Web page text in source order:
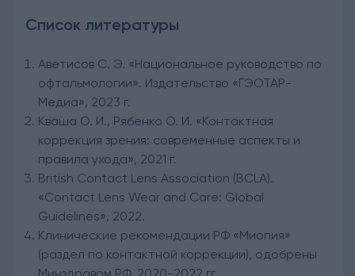
Список литературы
Аветисов С. Э. «Национальное руководство по
офтальмологии». Издательство «ГЭОТАР-
Медиа», 2023 г.
Кваша О. И., Рябенко О. И. «Контактная
коррекция зрения: современные аспекты и
правила ухода», 2021 г.
British Contact Lens Association (BCLA).
«Contact Lens Wear and Care: Global
Guidelines», 2022.
Клинические рекомендации РФ «Миопия»
(раздел по контактной коррекции), одобрены